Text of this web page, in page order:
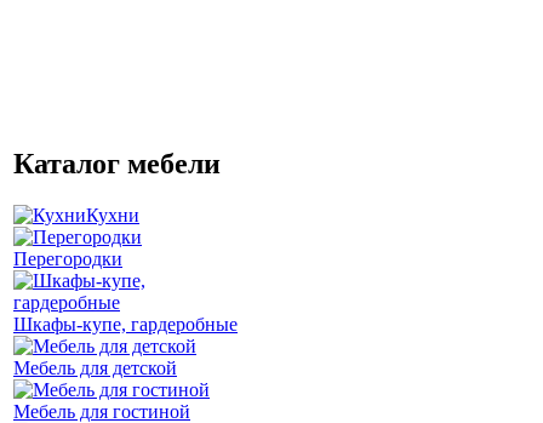
Каталог мебели
Кухни
Перегородки
Шкафы-купе, гардеробные
Мебель для детской
Мебель для гостиной